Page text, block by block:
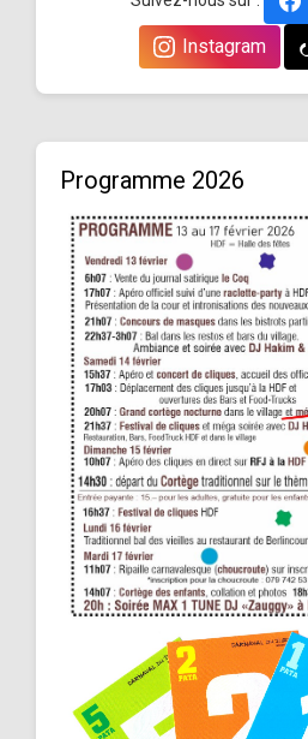
Instagram
Programme 2026